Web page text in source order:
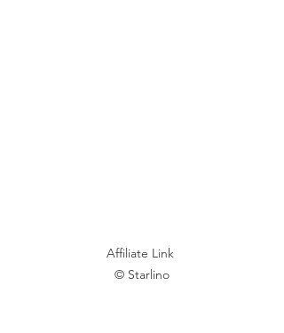
Affiliate Link
© Starlino